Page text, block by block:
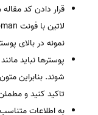
نمونه در بالای
پوستر‌ها نباید
شوند. بنابراین
تاکید کنید و
به اطلاعات